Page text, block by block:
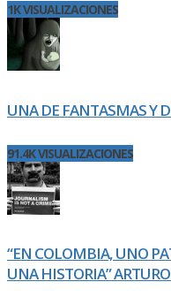
1K VISUALIZACIONES
UNA DE FANTASMAS Y
91.4K VISUALIZACIONES
“EN COLOMBIA, UNO
UNA HISTORIA”